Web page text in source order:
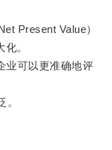
Present Value）
。
可以更准确地评